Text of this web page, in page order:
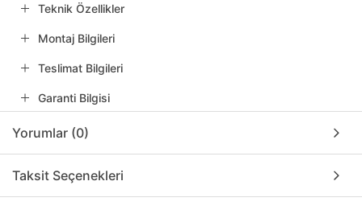
Teknik Özellikler
Montaj Bilgileri
Teslimat Bilgileri
Garanti Bilgisi
Yorumlar (0)
Taksit Seçenekleri